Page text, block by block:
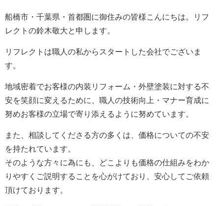
船橋市・千葉県・首都圏に御住みの皆様こんにちは。
リフ
レクト の鈴木敬大と申します。
リフレクト は職人の私からスタートした会社でございま
す。
地域密着でお客様の内装リフォーム・外壁塗装に対する不
安を笑顔に変えるために、職人の技術向上・マナー育成に
努めお客様の立場で寄り添えるように努めています。
また、相談してくださる方の多くは、価格についての不安
を持たれています。
そのような方々に為にも、どこよりも価格の仕組みをわか
りやすくご説明することを心がけており、安心してご依頼
頂けております。